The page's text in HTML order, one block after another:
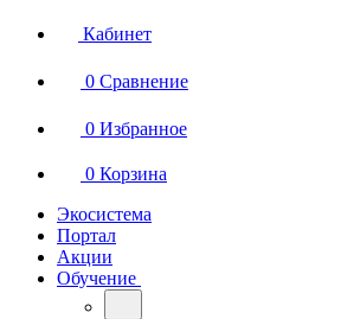
Кабинет
0 Сравнение
0 Избранное
0 Корзина
Экосистема
Портал
Акции
Обучение